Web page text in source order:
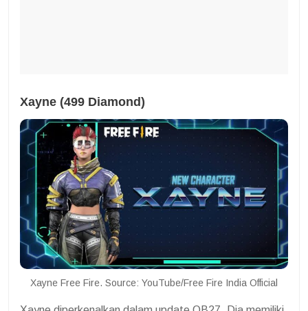
Xayne (499 Diamond)
Xayne Free Fire. Source: YouTube/Free Fire India Official